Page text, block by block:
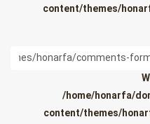
content/themes/
/home/honarfa/
content/themes/